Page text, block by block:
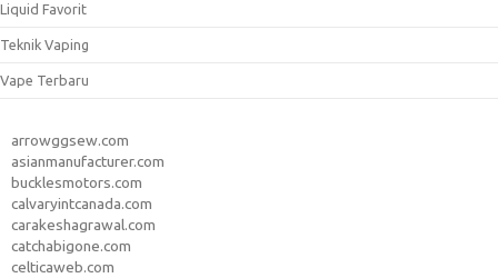
Liquid Favorit
Teknik Vaping
Vape Terbaru
arrowggsew.com
asianmanufacturer.com
bucklesmotors.com
calvaryintcanada.com
carakeshagrawal.com
catchabigone.com
celticaweb.com